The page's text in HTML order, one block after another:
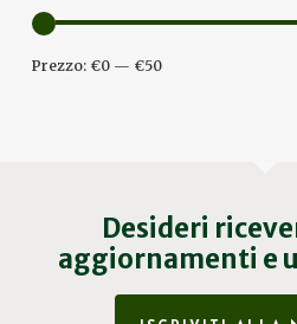
Prezzo: €0— €50
Desideri
aggiornamenti e